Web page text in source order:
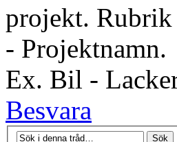
projekt. Rubrik
- Projektnamn.
Ex. Bil -
Besvara